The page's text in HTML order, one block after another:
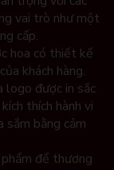
vai trò như một
cấp.
hoa có thiết kế
khách hàng.
logo được in sắc
thích hành vi
sắm bằng cảm
để thương